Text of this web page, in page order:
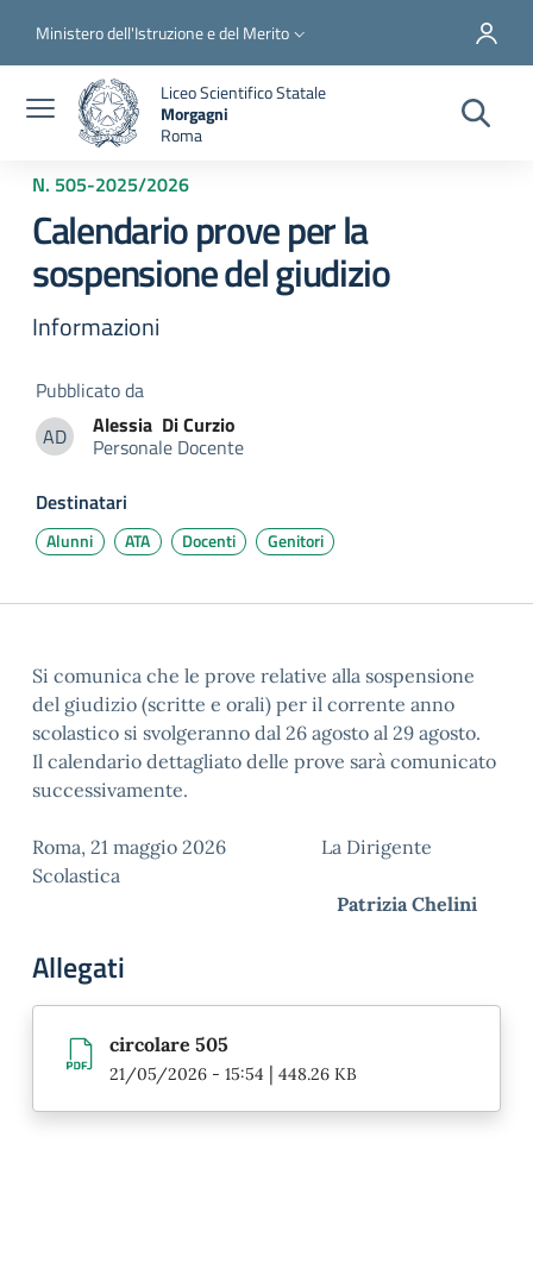
Slim top
Ministero dell'Istruzione e del Merito
Liceo Scientifico Statale
Morgagni
Roma
N. 505-2025/2026
Calendario prove per la
sospensione del giudizio
Informazioni
Pubblicato da
ADAlessia Di Curzio
Alessia Di Curzio
Personale Docente
Destinatari
Alunni ATA Docenti Genitori
Si comunica che le prove relative alla sospensione
del giudizio (scritte e orali) per il corrente anno
scolastico si svolgeranno dal 26 agosto al 29 agosto.
Il calendario dettagliato delle prove sarà comunicato
successivamente.
Roma, 21 maggio 2026 La Dirigente
Scolastica
Patrizia Chelini
Allegati
circolare 505
21/05/2026 - 15:54 | 448.26 KB